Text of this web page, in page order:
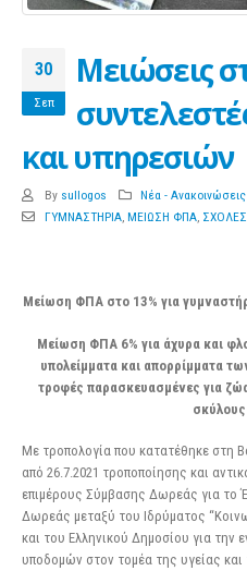
30
Σεπ
Μειώσεις
και υπηρεσιών
By sullogos
Νέα - Ανακοινώσεις
ΓΥΜΝΑΣΤΗΡΙΑ, ΜΕΙΩΣΗ ΦΠΑ,
Μείωση ΦΠΑ στο 13% για
Μείωση ΦΠΑ 6% για άχυρα και
υπολείμματα και απορρίμματα
τροφές παρασκευασμένες για
Με τροπολογία που κατατέθηκε στη
από 26.7.2021 τροποποίησης και
επιμέρους Σύμβασης Δωρεάς για το
Δωρεάς μεταξύ του Ιδρύματος
και του Ελληνικού Δημοσίου για την
υποδομών στον τομέα της υγείας